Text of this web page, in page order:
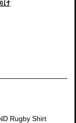
け
Rugby Shirt